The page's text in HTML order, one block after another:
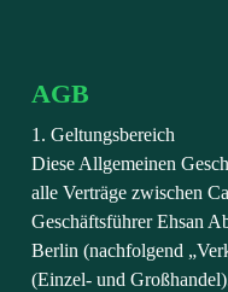
AGB
1. Geltungsbereich
Diese Allgemeinen
alle Verträge zwischen
Geschäftsführer Ehsan
Berlin (nachfolgend
(Einzel- und